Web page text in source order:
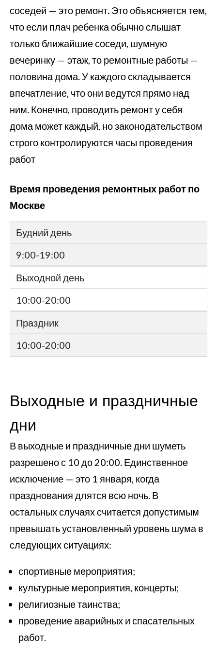
соседей — это ремонт. Это объясняется тем,
что если плач ребенка обычно слышат
только ближайшие соседи, шумную
вечеринку — этаж, то ремонтные работы —
половина дома. У каждого складывается
впечатление, что они ведутся прямо над
ним. Конечно, проводить ремонт у себя
дома может каждый, но законодательством
строго контролируются часы проведения
работ
Время проведения ремонтных работ по
Москве
Будний день
9:00-19:00
Выходной день
10:00-20:00
Праздник
10:00-20:00
Выходные и праздничные
дни
В выходные и праздничные дни шуметь
разрешено с 10 до 20:00. Единственное
исключение — это 1 января, когда
празднования длятся всю ночь. В
остальных случаях считается допустимым
превышать установленный уровень шума в
следующих ситуациях:
спортивные мероприятия;
культурные мероприятия, концерты;
религиозные таинства;
проведение аварийных и спасательных
работ.